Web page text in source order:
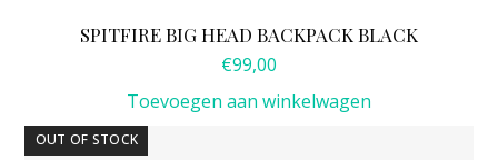
SPITFIRE BIG HEAD BACKPACK BLACK
€99,00
Toevoegen aan winkelwagen
OUT OF STOCK